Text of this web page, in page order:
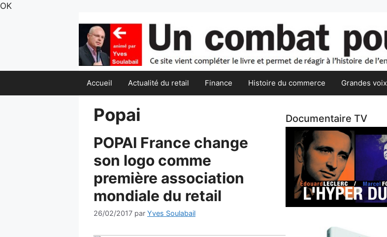
OKAller
Accueil Actualité du retail Finance Histoire du commerce Grandes voix
Popai
POPAI France change
son logo comme
première association
mondiale du retail
26/02/2017 par Yves Soulabail
Documentaire TV